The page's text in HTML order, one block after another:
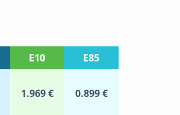
E10
E85
1.969 € 0.899 €